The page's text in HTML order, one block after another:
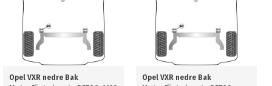
Opel VXR nedre Bak
Opel VXR nedre Bak